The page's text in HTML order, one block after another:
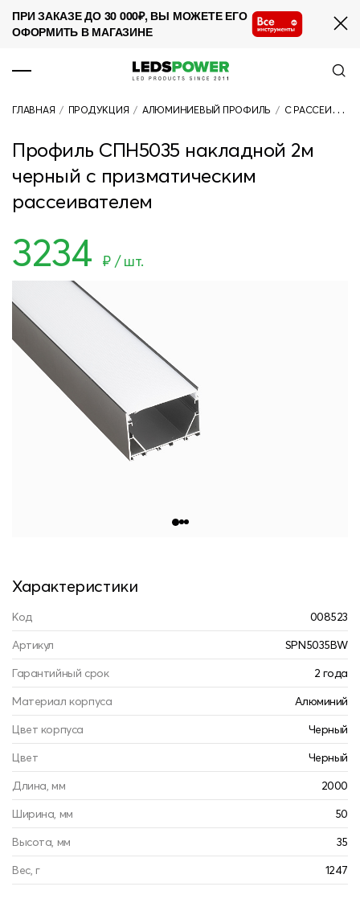
ПРИ ЗАКАЗЕ ДО 30 000₽, ВЫ МОЖЕТЕ ЕГО
ОФОРМИТЬ В МАГАЗИНЕ
О КОМПАНИИ
СОТРУДНИЧЕСТВО
НОВОСТИ
КОНТАКТЫ
ГЛАВНАЯ / ПРОДУКЦИЯ / АЛЮМИНИЕВЫЙ ПРОФИЛЬ / С РАССЕИВАТЕЛЕМ
Профиль СПН5035 накладной 2м
черный с призматическим
рассеивателем
3234 ₽ / шт.
Характеристики
Код
008523
Артикул
SPN5035BW
Гарантийный срок
2 года
Материал корпуса
Алюминий
Цвет корпуса
Черный
Цвет
Черный
Длина, мм
2000
Ширина, мм
50
Высота, мм
35
Вес, г
1247